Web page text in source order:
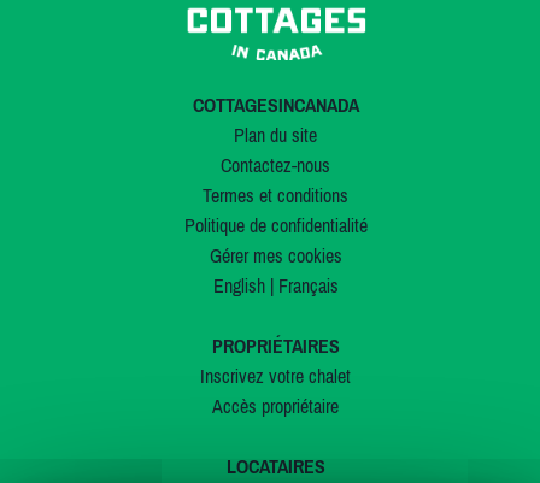
COTTAGESINCANADA
Plan du site
Contactez-nous
Termes et conditions
Politique de confidentialité
Gérer mes cookies
English| Français
PROPRIÉTAIRES
Inscrivez votre chalet
Accès propriétaire
LOCATAIRES